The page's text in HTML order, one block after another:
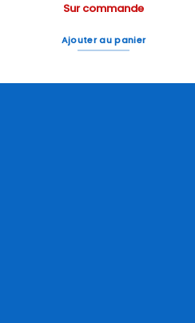
Sur commande
Ajouter au panier